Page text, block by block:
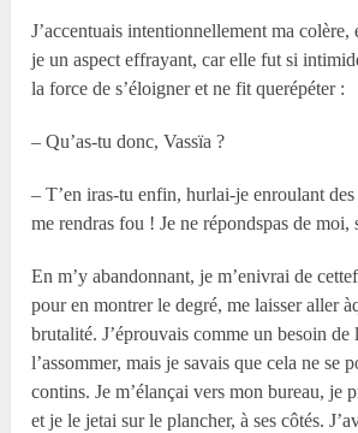
J’accentuais intentionnellement ma colère,
je un aspect effrayant, car elle fut si
la force de s’éloigner et ne fit querépéter :
– Qu’as-tu donc, Vassïa ?
– T’en iras-tu enfin, hurlai-je enroulant
me rendras fou ! Je ne répondspas de moi,
En m’y abandonnant, je m’enivrai de
pour en montrer le degré, me laisser aller
brutalité. J’éprouvais comme un besoin de
l’assommer, mais je savais que cela ne se
contins. Je m’élançai vers mon bureau, je
et je le jetai sur le plancher, à ses côtés.